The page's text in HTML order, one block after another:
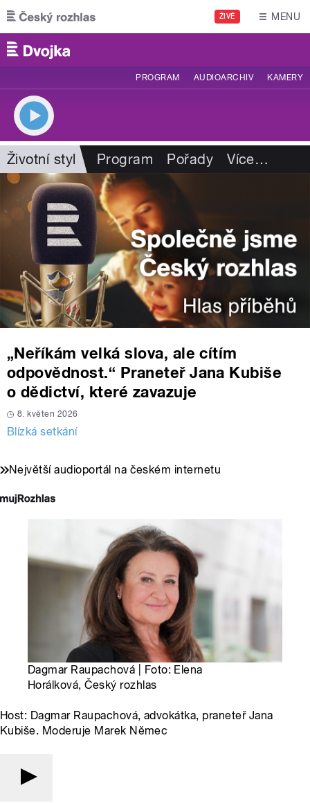
Přejít k hlavnímu obsahu
ŽIVĚ MENU
PROGRAM AUDIOARCHIV KAMERY
Životní styl Program Pořady Více…
„Neříkám velká slova, ale cítím
odpovědnost.“ Praneteř Jana Kubiše
o dědictví, které zavazuje
8. květen 2026
Blízká setkání
Největší audioportál na českém internetu
Dagmar Raupachová | Foto: Elena
Horálková, Český rozhlas
Host: Dagmar Raupachová, advokátka, praneteř Jana
Kubiše. Moderuje Marek Němec